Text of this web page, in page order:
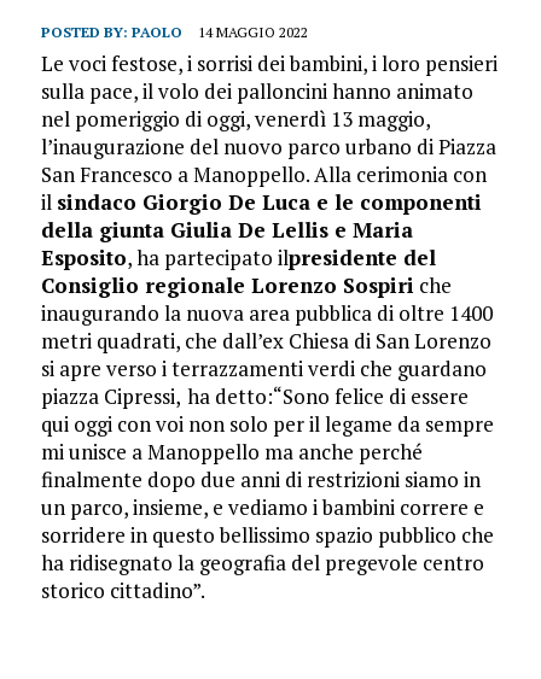
POSTED BY: PAOLO 14 MAGGIO 2022
Le voci festose, i sorrisi dei bambini, i loro pensieri
sulla pace, il volo dei palloncini hanno animato
nel pomeriggio di oggi, venerdì 13 maggio,
l’inaugurazione del nuovo parco urbano di Piazza
San Francesco a Manoppello. Alla cerimonia con
il sindaco Giorgio De Luca e le componenti
della giunta Giulia De Lellis e Maria
Esposito, ha partecipato ilpresidente del
Consiglio regionale Lorenzo Sospiri che
inaugurando la nuova area pubblica di oltre 1400
metri quadrati, che dall’ex Chiesa di San Lorenzo
si apre verso i terrazzamenti verdi che guardano
piazza Cipressi, ha detto:“Sono felice di essere
qui oggi con voi non solo per il legame da sempre
mi unisce a Manoppello ma anche perché
finalmente dopo due anni di restrizioni siamo in
un parco, insieme, e vediamo i bambini correre e
sorridere in questo bellissimo spazio pubblico che
ha ridisegnato la geografia del pregevole centro
storico cittadino”.